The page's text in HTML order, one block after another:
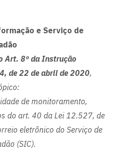
e Serviço de
Art. 8º da Instrução
de 22 de abril de 2020,
de monitoramento,
do art. 40 da Lei 12.527, de
eletrônico do Serviço de
(SIC).